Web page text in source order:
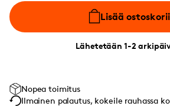
Lisää
Lähetetään 1-2
Nopea toimitus
Ilmainen palautus, kokeile rauhassa